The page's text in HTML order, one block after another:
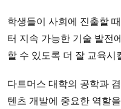
학생들이 사회에 진출할
터 지속 가능한 기술 발전
할 수 있도록 더 잘 교육시
다트머스 대학의 공학과
텐츠 개발에 중요한 역할